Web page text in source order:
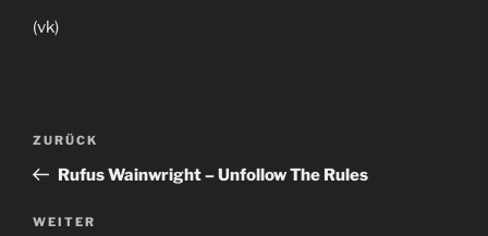
(vk)
Beitragsnavigation
Vorheriger
Beitrag
ZURÜCK
Rufus Wainwright – Unfollow The Rules
Nächster
WEITER